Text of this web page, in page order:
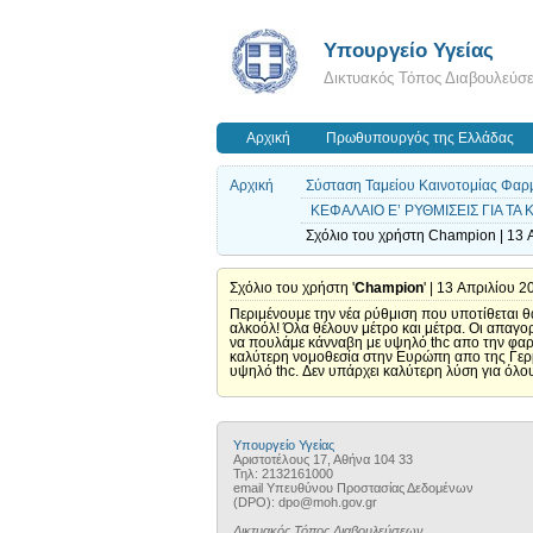
Υπουργείο Υγείας
Δικτυακός Τόπος
Αρχική Πρωθυπουργός της Ελλάδας
Αρχική
Σύσταση Ταμείου Καινοτομίας
ΚΕΦΑΛΑΙΟ Ε’ ΡΥΘΜΙΣΕΙΣ ΓΙΑ
Σχόλιο του χρήστη Champion | 13
Σχόλιο του χρήστη 'Champion' | 13 Απριλίου
Περιμένουμε την νέα ρύθμιση που υποτίθεται
αλκοόλ! Όλα θέλουν μέτρο και μέτρα. Οι
να πουλάμε κάνναβη με υψηλό thc απο την
καλύτερη νομοθεσία στην Ευρώπη απο της
υψηλό thc. Δεν υπάρχει καλύτερη λύση για
Υπουργείο Υγείας
Αριστοτέλους 17, Αθήνα 104 33
Τηλ: 2132161000
email Υπευθύνου Προστασίας Δεδομένων
(DPO): dpo@moh.gov.gr